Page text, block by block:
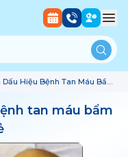
Hiệu Bệnh Tan Máu Bẩm
tan máu bẩm